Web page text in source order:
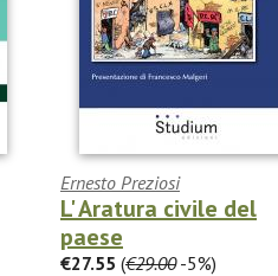
Ernesto Preziosi
L' Aratura civile del
paese
€27.55 (€29.00-5%)